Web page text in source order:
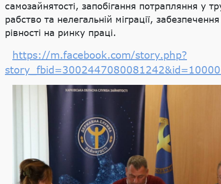
самозайнятості, запобігання потрапляння у
рабство та нелегальній міграції,
рівності на ринку праці.
https://m.facebook.com/story.php?